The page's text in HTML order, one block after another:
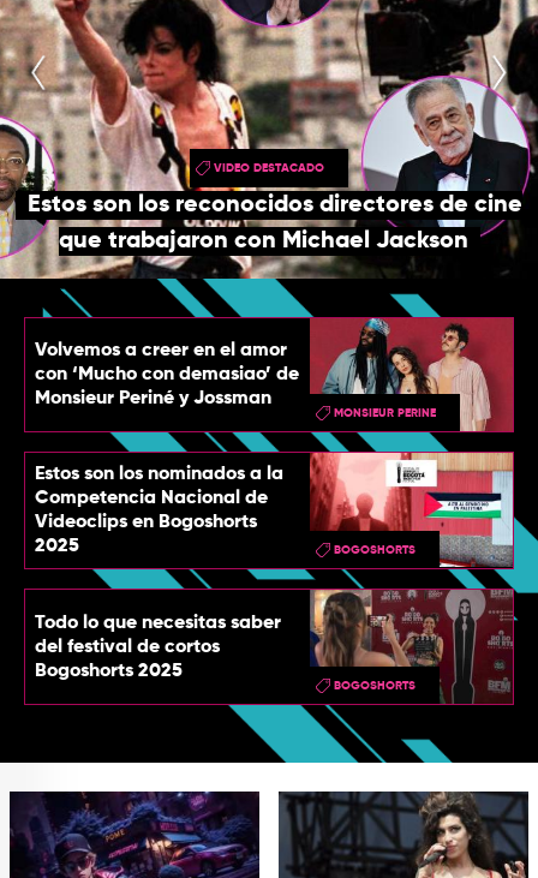
TOP
QUIÉNES SOMOS
CONTACTO
VIDEO DESTACADO
Estos son los reconocidos directores de cine
que trabajaron con Michael Jackson
Volvemos a creer en el amor
con ‘Mucho con demasiao’ de
Monsieur Periné y Jossman
MONSIEUR PERINE
Estos son los nominados a la
Competencia Nacional de
Videoclips en Bogoshorts
2025
BOGOSHORTS
Todo lo que necesitas saber
del festival de cortos
Bogoshorts 2025
BOGOSHORTS